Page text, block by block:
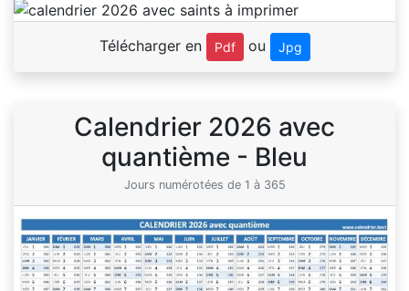
Télécharger en Pdf ou Jpg
Calendrier 2026 avec
quantième - Bleu
Jours numérotées de 1 à 365